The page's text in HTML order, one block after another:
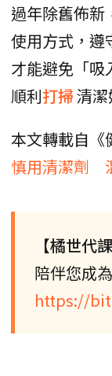
過年除舊佈新
使用方式，遵
才能避免「吸
順利打掃清潔
本文轉載自《
慎用清潔劑
【橘世代
陪伴您成
https://